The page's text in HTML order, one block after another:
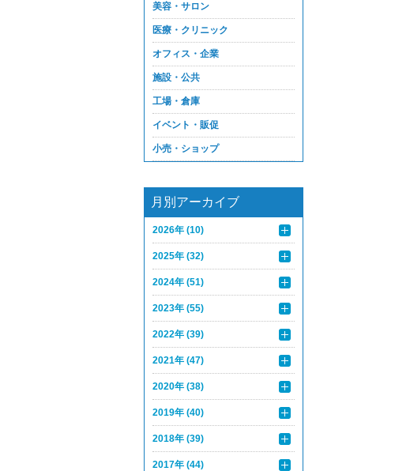
美容・サロン
医療・クリニック
オフィス・企業
施設・公共
工場・倉庫
イベント・販促
小売・ショップ
月別アーカイブ
2026年 (10)
2025年 (32)
2024年 (51)
2023年 (55)
2022年 (39)
2021年 (47)
2020年 (38)
2019年 (40)
2018年 (39)
2017年 (44)